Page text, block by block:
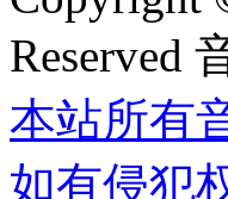
Reserved
本站所有
如有侵犯